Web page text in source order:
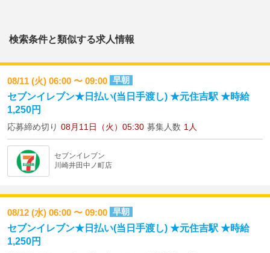
検索条件と類似する求人情報
08/11 (火) 06:00 〜 09:00 早朝
セブンイレブン★日払い(当日手渡し) ★元住吉駅 ★時給
1,250円
応募締め切り 08月11日（火）05:30 募集人数 1人
セブンイレブン
川崎井田中ノ町店
08/12 (水) 06:00 〜 09:00 早朝
セブンイレブン★日払い(当日手渡し) ★元住吉駅 ★時給
1,250円